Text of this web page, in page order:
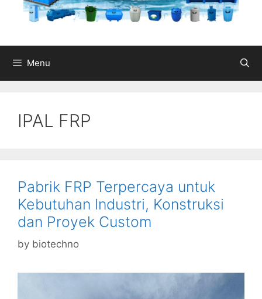
Menu
IPAL FRP
Pabrik FRP Terpercaya untuk
Kebutuhan Industri, Konstruksi
dan Proyek Custom
by biotechno